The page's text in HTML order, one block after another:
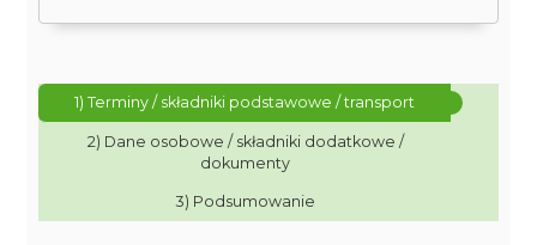
1) Terminy / składniki podstawowe / transport
2) Dane osobowe / składniki dodatkowe /
dokumenty
3) Podsumowanie